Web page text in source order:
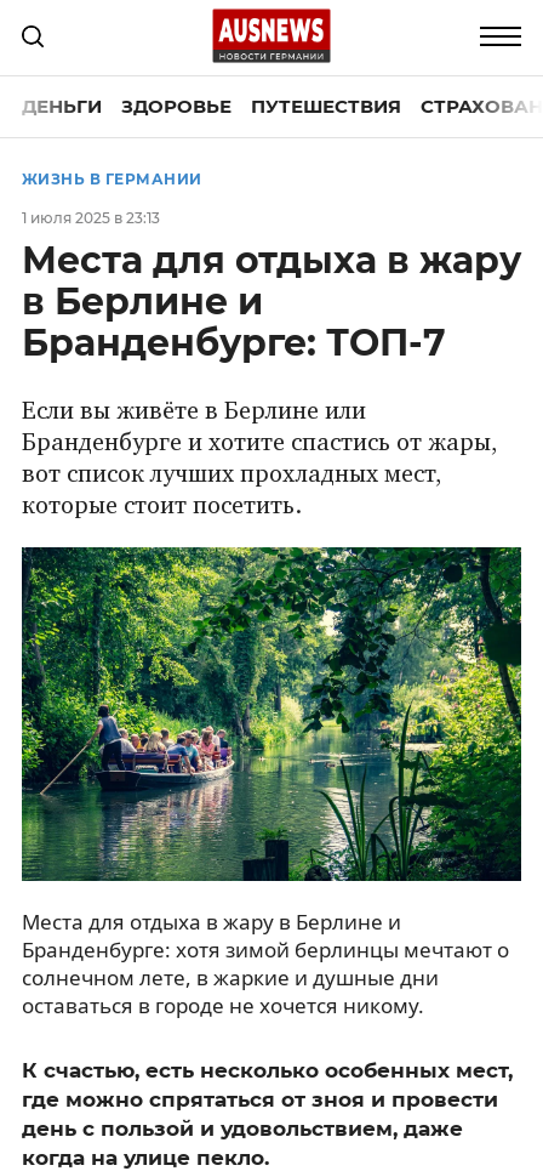
ДЕНЬГИ ЗДОРОВЬЕ ПУТЕШЕСТВИЯ
ЖИЗНЬ В ГЕРМАНИИ
1 июля 2025 в 23:13
Места для отдыха в жару
в Берлине и
Бранденбурге: ТОП-7
Если вы живёте в Берлине или
Бранденбурге и хотите спастись от жары,
вот список лучших прохладных мест,
которые стоит посетить.
Места для отдыха в жару в Берлине и
Бранденбурге: хотя зимой берлинцы мечтают о
солнечном лете, в жаркие и душные дни
оставаться в городе не хочется никому.
К счастью, есть несколько особенных мест,
где можно спрятаться от зноя и провести
день с пользой и удовольствием, даже
когда на улице пекло.